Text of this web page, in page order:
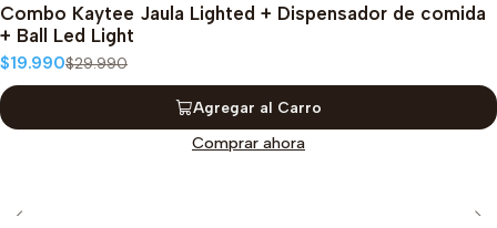
Combo Kaytee Jaula Lighted + Dispensador de comida
+ Ball Led Light
$19.990$29.990
Agregar al Carro
Comprar ahora